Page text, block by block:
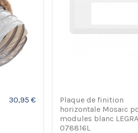
30,95 €
Plaque de finition
horizontale Mosaic
modules blanc
078816L